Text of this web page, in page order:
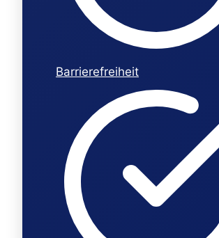
Barrierefreiheit